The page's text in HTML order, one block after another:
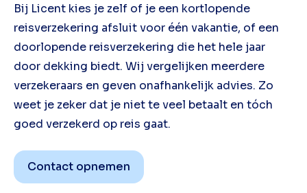
Bij Licent kies je zelf of je een kortlopende
reisverzekering afsluit voor één vakantie, of een
doorlopende reisverzekering die het hele jaar
door dekking biedt. Wij vergelijken meerdere
verzekeraars en geven onafhankelijk advies. Zo
weet je zeker dat je niet te veel betaalt en tóch
goed verzekerd op reis gaat.
Contact opnemen